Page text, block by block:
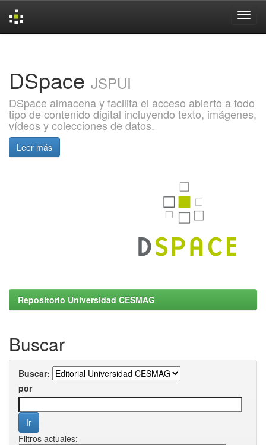
DSpace JSPUI
DSpace almacena y facilita el acceso abierto a todo
tipo de contenido digital incluyendo texto, imágenes,
vídeos y colecciones de datos.
Leer más
Repositorio Universidad CESMAG
Buscar
Buscar:
por
Filtros actuales: